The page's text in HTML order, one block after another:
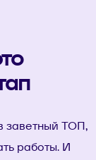
заветный ТОП,
работы. И